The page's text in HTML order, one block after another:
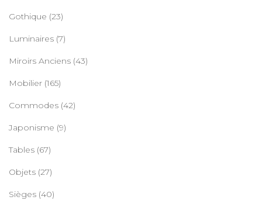
Gothique (23)
Luminaires (7)
Miroirs Anciens (43)
Mobilier (165)
Commodes (42)
Japonisme (9)
Tables (67)
Objets (27)
Sièges (40)